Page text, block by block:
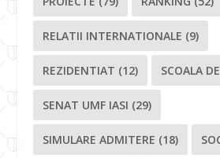
RELATII INTERNATIONALE (9)
REZIDENTIAT (12) SCOALA
SENAT UMF IASI (29)
SIMULARE ADMITERE (18)